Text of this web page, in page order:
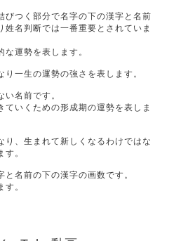
びつく部分で名字の下の漢字と名前
姓名判断では一番重要とされていま
運勢を表します。
一生の運勢の強さを表します。
名前です。
ていくための形成期の運勢を表しま
り、生まれて新しくなるわけではな
。
名前の下の漢字の画数です。
。